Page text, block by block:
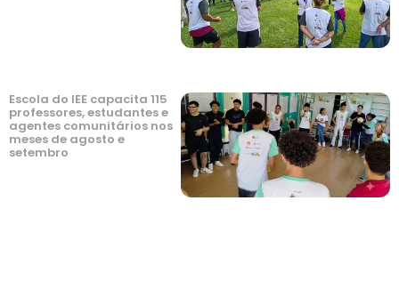
Escola do IEE capacita 115
professores, estudantes e
agentes comunitários nos
meses de agosto e
setembro